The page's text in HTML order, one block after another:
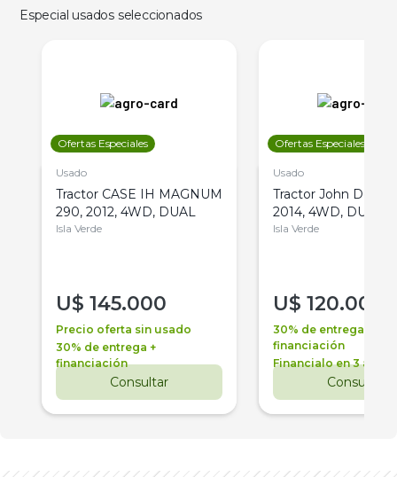
Especial usados seleccionados
Ofertas Especiales
Usado
Tractor CASE IH MAGNUM
290, 2012, 4WD, DUAL
Isla Verde
U$ 145.000
Precio oferta sin usado
30% de entrega +
financiación
Consultar
Ofertas Especiales
Usado
Tractor John Deere
2014, 4WD, DUAL
Isla Verde
U$ 120.000
30% de entrega +
financiación
Financialo en 3 años
Consultar